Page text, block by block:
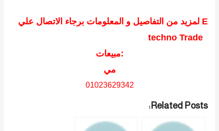
لمزيد من التفاصيل و المعلومات برجاء الاتصال علي E
techno Trade
مبيعات:
مي
01023629342
Related Posts: